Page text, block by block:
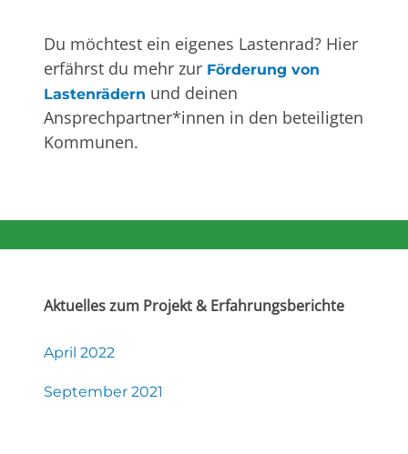
Du möchtest ein eigenes Lastenrad? Hier
erfährst du mehr zur Förderung von
Lastenrädern und deinen
Ansprechpartner*innen in den beteiligten
Kommunen.
Aktuelles zum Projekt & Erfahrungsberichte
April 2022
September 2021